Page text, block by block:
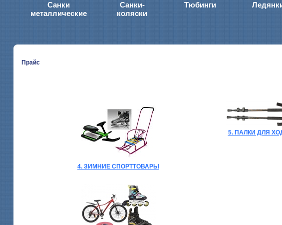
Санки
металлические
Санки-
коляски
Тюбинги
Прайс
4. ЗИМНИЕ СПОРТТОВАРЫ
5. ПАЛКИ ДЛЯ